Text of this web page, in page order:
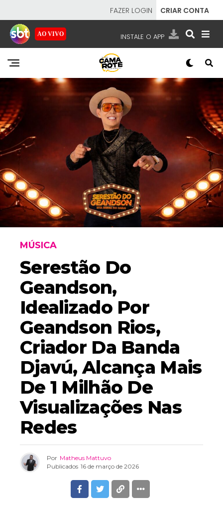
FAZER LOGIN CRIAR CONTA
AO VIVO INSTALE O APP
EMISSORAS
NOSSAS REDES APP TV SBT
- SISTEMA BRASILEIRO DE TELEVISÃO
MÚSICA
Serestão Do
Geandson,
Idealizado Por
Geandson Rios,
Criador Da Banda
Djavú, Alcança Mais
De 1 Milhão De
Visualizações Nas
Redes
Por Matheus Mattuvo
Publicados 16 de março de 2026